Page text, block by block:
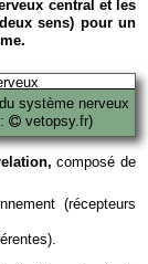
central et les
sens) pour un
système nerveux
vetopsy.fr)
composé de
(récepteurs